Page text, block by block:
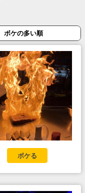
ボケの多い順
ボケる